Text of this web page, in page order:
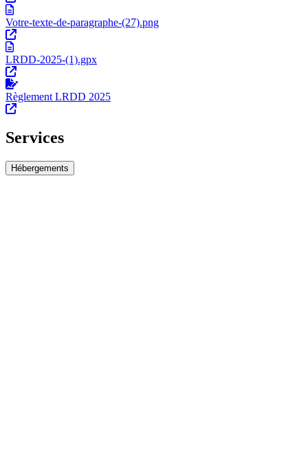
Votre-texte-de-paragraphe-(27).png
LRDD-2025-(1).gpx
Règlement LRDD 2025
Services
Hébergements